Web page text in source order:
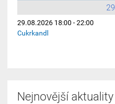
29
29.08.2026 18:00 - 22:00
Cukrkandl
Nejnovější aktuality